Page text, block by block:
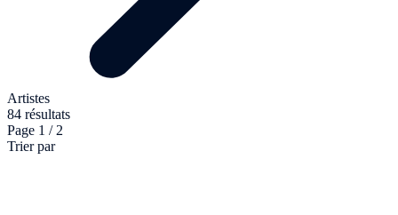
Artistes
84 résultats
Page 1 / 2
Trier par